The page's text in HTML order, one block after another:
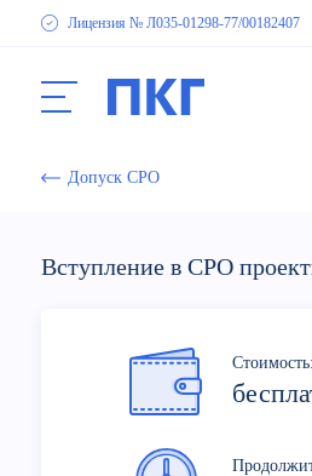
Лицензия № Л035-01298-77/00182407
Допуск СРО
Вступление в СРО
Стоимость: